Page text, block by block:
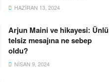
HAZIRAN 13, 2024
Arjun Maini ve hikayesi: Ünlü
telsiz mesajına ne sebep
oldu?
NISAN 9, 2024